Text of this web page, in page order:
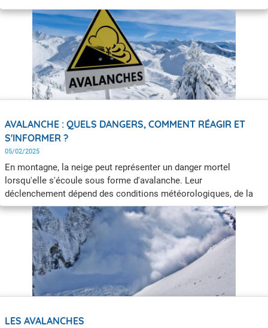
de prévoir ces chutes de neige en plaine ?
AVALANCHE : QUELS DANGERS, COMMENT RÉAGIR ET
S'INFORMER ?
05/02/2025
En montagne, la neige peut représenter un danger mortel
lorsqu'elle s'écoule sous forme d'avalanche. Leur
déclenchement dépend des conditions météorologiques, de la
structure du manteau neigeux et de sa stabilité, ainsi que du
relief des lieux. Lorsqu’une Vigilance avalanches est activée ne
sortez pas en montagne et restez informés auprès des autorités
et des stations de montagne.
LES AVALANCHES